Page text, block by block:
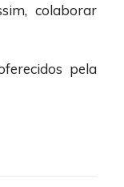
colaborar
pela